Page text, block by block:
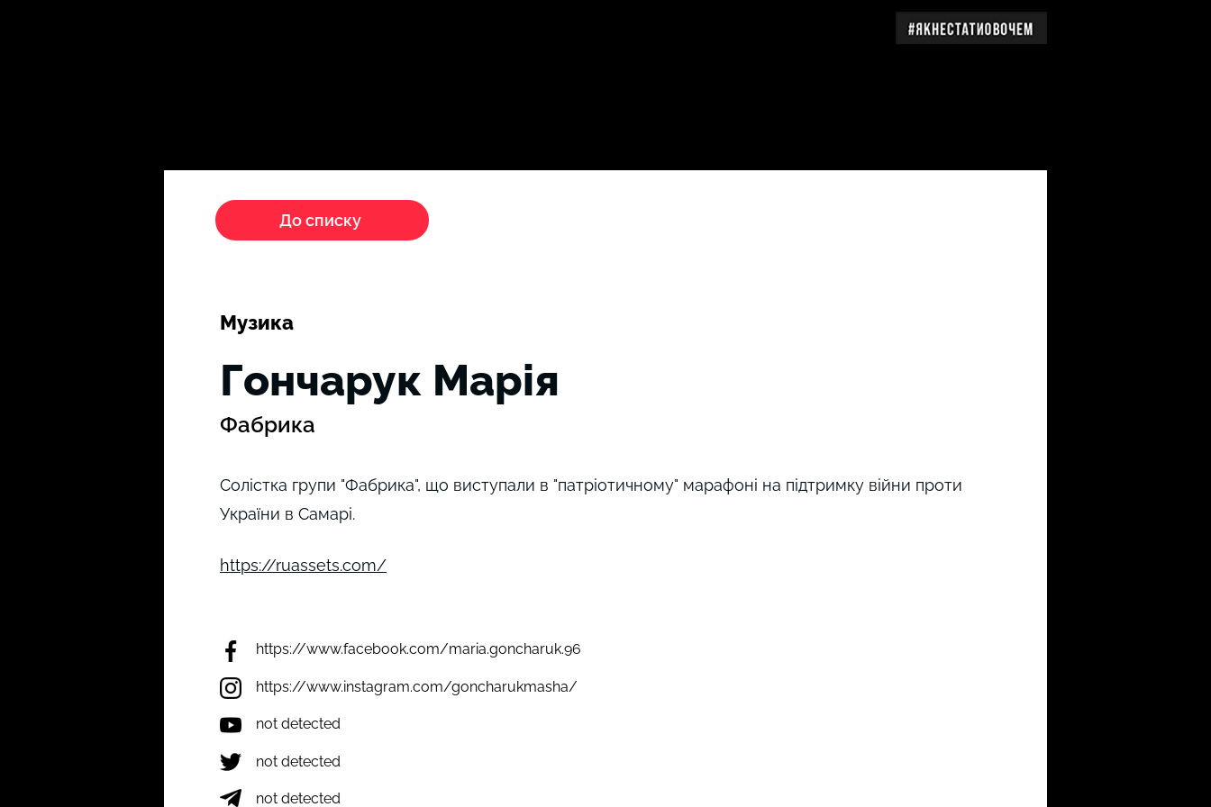
До списку
Музика
Фабрика
Гончарук Марія
Солістка групи "Фабрика", що виступали в "патріотичному" марафоні на підтримку війни проти
України в Самарі.
https://ruassets.com/
https://www.facebook.com/maria.goncharuk.96
https://www.instagram.com/goncharukmasha/
not detected
not detected
not detected